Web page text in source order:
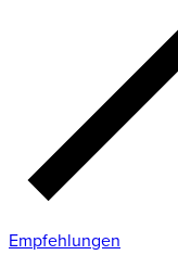
Empfehlungen